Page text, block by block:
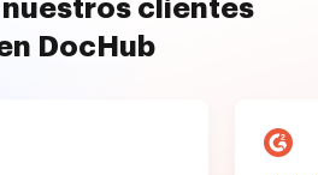
nuestros clientes
DocHub